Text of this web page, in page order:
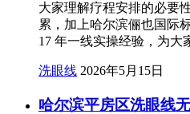
大家理解疗程安排的必要
累，加上哈尔滨俪也国际
17 年一线实操经验，为大
洗眼线 2026年5月15日
哈尔滨平房区洗眼线